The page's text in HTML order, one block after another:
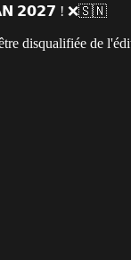
𝟮𝟬𝟮𝟳 ! ❌🇸🇳
disqualifiée de